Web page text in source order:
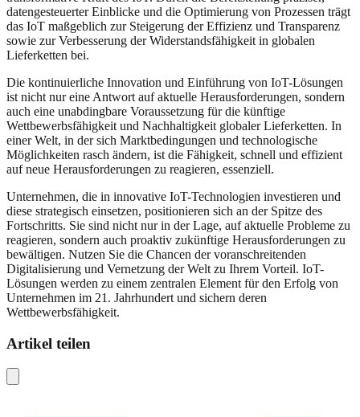
datengesteuerter Einblicke und die Optimierung von Prozessen trägt
das IoT maßgeblich zur Steigerung der Effizienz und Transparenz
sowie zur Verbesserung der Widerstandsfähigkeit in globalen
Lieferketten bei.
Die kontinuierliche Innovation und Einführung von IoT-Lösungen
ist nicht nur eine Antwort auf aktuelle Herausforderungen, sondern
auch eine unabdingbare Voraussetzung für die künftige
Wettbewerbsfähigkeit und Nachhaltigkeit globaler Lieferketten. In
einer Welt, in der sich Marktbedingungen und technologische
Möglichkeiten rasch ändern, ist die Fähigkeit, schnell und effizient
auf neue Herausforderungen zu reagieren, essenziell.
Unternehmen, die in innovative IoT-Technologien investieren und
diese strategisch einsetzen, positionieren sich an der Spitze des
Fortschritts. Sie sind nicht nur in der Lage, auf aktuelle Probleme zu
reagieren, sondern auch proaktiv zukünftige Herausforderungen zu
bewältigen. Nutzen Sie die Chancen der voranschreitenden
Digitalisierung und Vernetzung der Welt zu Ihrem Vorteil. IoT-
Lösungen werden zu einem zentralen Element für den Erfolg von
Unternehmen im 21. Jahrhundert und sichern deren
Wettbewerbsfähigkeit.
Artikel teilen